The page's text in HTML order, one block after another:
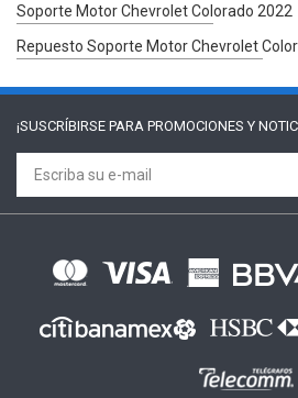
Soporte Motor Chevrolet Colorado 2022
Repuesto Soporte Motor Chevrolet
¡SUSCRÍBIRSE PARA PROMOCIONES Y